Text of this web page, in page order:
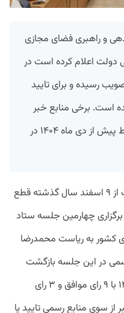
و راهبری فضای مجازی
دولت اعلام کرده است در
رسیده و برای تایید
است. برخی منابع خبر
می‌دهند بازگشت اینترنت به شرایط پیش از دی ماه ۱۴۰۴ در
به گزارش پیوست، در حالی که اینترنت از ۹ اسفند سال گذشته قطع
از برگزاری چهارمین جلسه ستاد
کشور به ریاست محمدرضا
در این جلسه بازگشت
اینترنت به شرایط پیش از دی ماه ۱۴۰۴ با ۹ رای موافق و ۳ رای
سوی منابع رسمی تایید یا